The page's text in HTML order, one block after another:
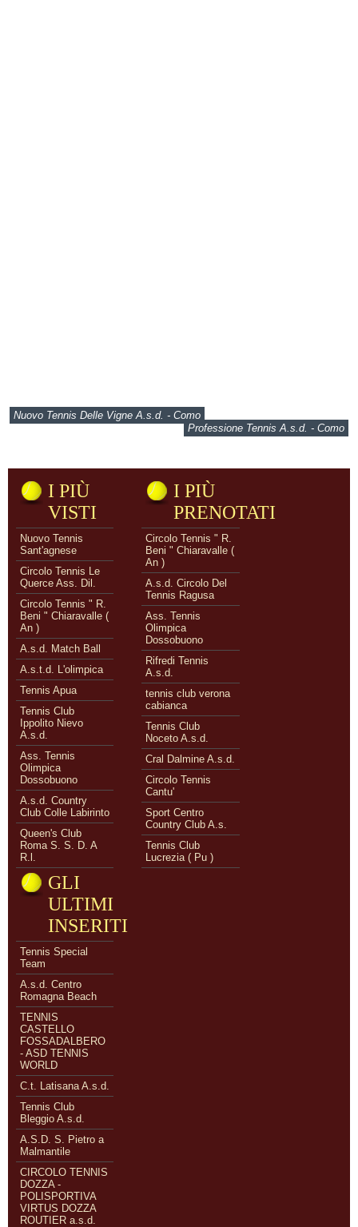
Nuovo Tennis Delle Vigne A.s.d. - Como
Professione Tennis A.s.d. - Como
I PIÙ
VISTI
Nuovo Tennis
Sant'agnese
Circolo Tennis Le
Querce Ass. Dil.
Circolo Tennis " R.
Beni " Chiaravalle (
An )
A.s.d. Match Ball
A.s.t.d. L'olimpica
Tennis Apua
Tennis Club
Ippolito Nievo
A.s.d.
Ass. Tennis
Olimpica
Dossobuono
A.s.d. Country
Club Colle Labirinto
Queen's Club
Roma S. S. D. A
R.l.
I PIÙ
PRENOTATI
Circolo Tennis " R.
Beni " Chiaravalle (
An )
A.s.d. Circolo Del
Tennis Ragusa
Ass. Tennis
Olimpica
Dossobuono
Rifredi Tennis
A.s.d.
tennis club verona
cabianca
Tennis Club
Noceto A.s.d.
Cral Dalmine A.s.d.
Circolo Tennis
Cantu'
Sport Centro
Country Club A.s.
Tennis Club
Lucrezia ( Pu )
GLI
ULTIMI
INSERITI
Tennis Special
Team
A.s.d. Centro
Romagna Beach
TENNIS
CASTELLO
FOSSADALBERO
- ASD TENNIS
WORLD
C.t. Latisana A.s.d.
Tennis Club
Bleggio A.s.d.
A.S.D. S. Pietro a
Malmantile
CIRCOLO TENNIS
DOZZA -
POLISPORTIVA
VIRTUS DOZZA
ROUTIER a.s.d.